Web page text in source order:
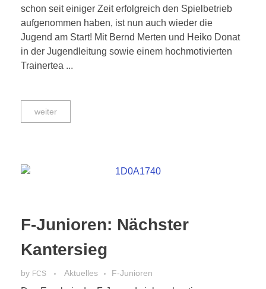
schon seit einiger Zeit erfolgreich den Spielbetrieb
aufgenommen haben, ist nun auch wieder die
Jugend am Start! Mit Bernd Merten und Heiko Donat
in der Jugendleitung sowie einem hochmotivierten
Trainertea ...
weiter
F-Junioren: Nächster
Kantersieg
by FCS Aktuelles F-Junioren